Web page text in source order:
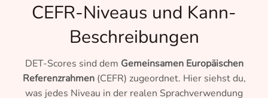
CEFR-Niveaus und Kann-
Beschreibungen
DET-Scores sind dem Gemeinsamen Europäischen
Referenzrahmen(CEFR) zugeordnet. Hier siehst du,
was jedes Niveau in der realen Sprachverwendung